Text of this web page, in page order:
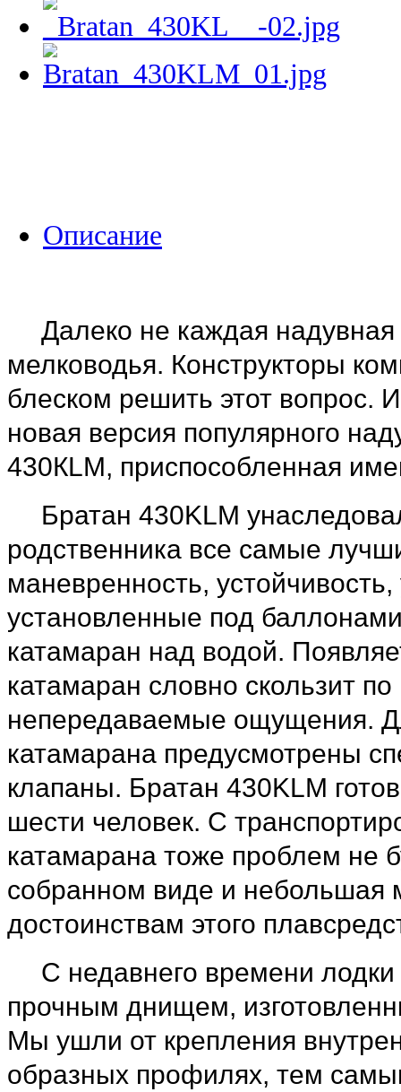
Описание
Далеко не каждая
мелководья. Конструкторы
блеском решить этот вопрос.
новая версия популярного
430КLM, приспособленная
Братан 430KLМ
родственника все самые
маневренность,
установленные под
катамаран над водой.
катамаран словно скользит
непередаваемые ощущения.
катамарана предусмотрены
клапаны. Братан 430KLМ
шести человек. С
катамарана тоже проблем не
собранном виде и небольшая
достоинствам этого
С недавнего времени
прочным днищем,
Мы ушли от крепления
образных профилях, тем